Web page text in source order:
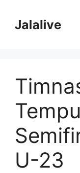
contentJalalive
U-23